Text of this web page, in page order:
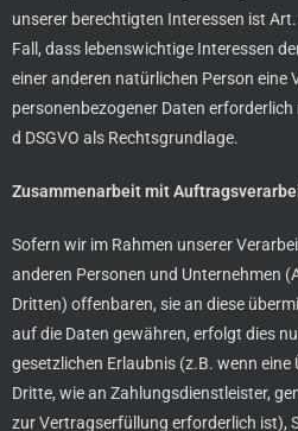
unserer berechtigten Interessen ist
Fall, dass lebenswichtige Interessen
einer anderen natürlichen Person eine
personenbezogener Daten
d DSGVO als Rechtsgrundlage.
Zusammenarbeit mit
Sofern wir im Rahmen unserer
anderen Personen und Unternehmen
Dritten) offenbaren, sie an diese
auf die Daten gewähren, erfolgt dies
gesetzlichen Erlaubnis (z.B. wenn
Dritte, wie an Zahlungsdienstleister,
zur Vertragserfüllung erforderlich ist),